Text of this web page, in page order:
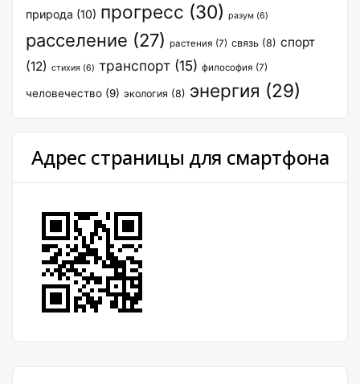
природа (10) прогресс (30) разум (6)
расселение (27) растения (7) связь (8) спорт
(12) стихия (6) транспорт (15) философия (7)
человечество (9) экология (8) энергия (29)
Адрес страницы для смартфона